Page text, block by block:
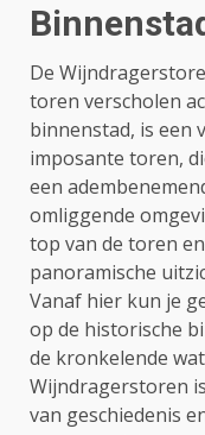
De
toren verscholen
binnenstad, is een
imposante toren,
een
omliggende
top van de toren
panoramische
Vanaf hier kun je
op de historische
de kronkelende
Wijndragerstoren
van geschiedenis